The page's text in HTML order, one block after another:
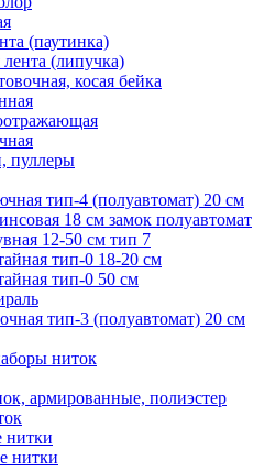
(паутинка)
(липучка)
косая бейка
пуллеры
тип-4 (полуавтомат) 20 см
18 см замок полуавтомат
12-50 см тип 7
тип-0 18-20 см
тип-0 50 см
тип-3 (полуавтомат) 20 см
ниток
армированные, полиэстер
нитки
нитки